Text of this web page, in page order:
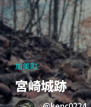
加美町
宮崎城跡